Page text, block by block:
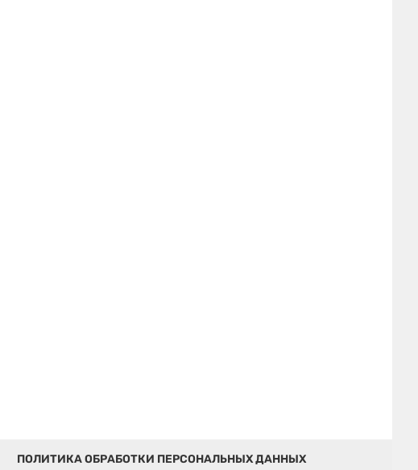
ПОЛИТИКА ОБРАБОТКИ ПЕРСОНАЛЬНЫХ ДАННЫХ